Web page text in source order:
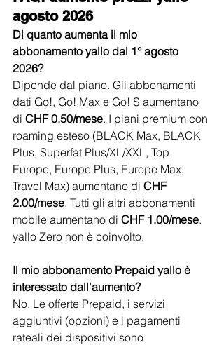
agosto 2026
Di quanto aumenta il mio
abbonamento yallo dal 1° agosto
2026?
Dipende dal piano. Gli abbonamenti
dati Go!, Go! Max e Go! S aumentano
di CHF 0.50/mese. I piani premium con
roaming esteso (BLACK Max, BLACK
Plus, Superfat Plus/XL/XXL, Top
Europe, Europe Plus, Europe Max,
Travel Max) aumentano di CHF
2.00/mese. Tutti gli altri abbonamenti
mobile aumentano di CHF 1.00/mese.
yallo Zero non è coinvolto.
Il mio abbonamento Prepaid yallo è
interessato dall'aumento?
No. Le offerte Prepaid, i servizi
aggiuntivi (opzioni) e i pagamenti
rateali dei dispositivi sono